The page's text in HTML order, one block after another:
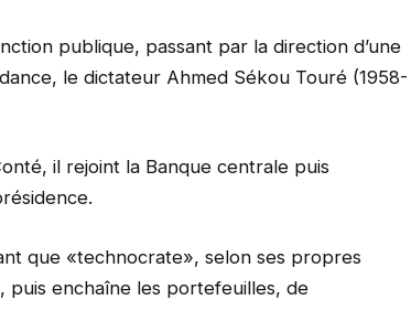
publique, passant par la direction d’une
le dictateur Ahmed Sékou Touré (1958-
il rejoint la Banque centrale puis
que «technocrate», selon ses propres
puis enchaîne les portefeuilles, de